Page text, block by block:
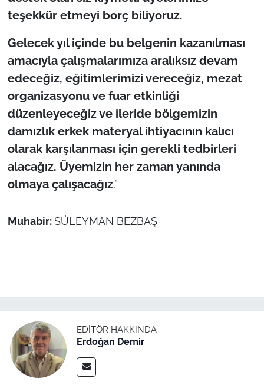
teşekkür etmeyi borç biliyoruz.
Gelecek yıl içinde bu belgenin kazanılması
amacıyla çalışmalarımıza aralıksız devam
edeceğiz, eğitimlerimizi vereceğiz, mezat
organizasyonu ve fuar etkinliği
düzenleyeceğiz ve ileride bölgemizin
damızlık erkek materyal ihtiyacının kalıcı
olarak karşılanması için gerekli tedbirleri
alacağız. Üyemizin her zaman yanında
olmaya çalışacağız.”
Muhabir: SÜLEYMAN BEZBAŞ
EDITÖR HAKKINDA
Erdoğan Demir